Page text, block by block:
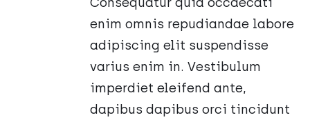
enim omnis repudiandae labore
adipiscing elit suspendisse
varius enim in. Vestibulum
imperdiet eleifend ante,
dapibus dapibus orci tincidunt